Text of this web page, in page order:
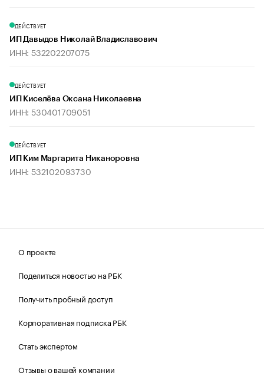
ДЕЙСТВУЕТ
ИП Давыдов Николай Владиславович
ИНН: 532202207075
ДЕЙСТВУЕТ
ИП Киселёва Оксана Николаевна
ИНН: 530401709051
ДЕЙСТВУЕТ
ИП Ким Маргарита Никаноровна
ИНН: 532102093730
О проекте
Поделиться новостью на РБК
Получить пробный доступ
Корпоративная подписка РБК
Стать экспертом
Отзывы о вашей компании